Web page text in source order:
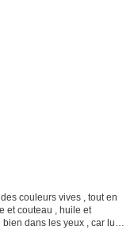
couleurs vives , tout en
et couteau , huile et
dans les yeux , car lui